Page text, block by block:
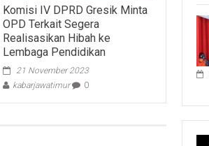
Komisi IV DPRD Gresik Minta
OPD Terkait Segera
Realisasikan Hibah ke
Lembaga Pendidikan
21 November 2023
kabarjawatimur
0